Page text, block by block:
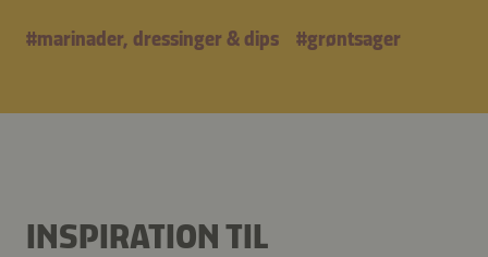
#marinader, dressinger & dips #grøntsager
INSPIRATION TIL